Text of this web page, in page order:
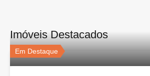
Imóveis Destacados
Em Destaque